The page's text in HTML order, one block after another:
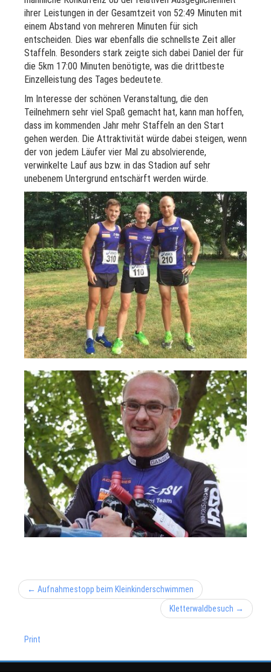
ihrer Leistungen in der Gesamtzeit von 52:49 Minuten mit
einem Abstand von mehreren Minuten für sich
entscheiden. Dies war ebenfalls die schnellste Zeit aller
Staffeln. Besonders stark zeigte sich dabei Daniel der für
die 5km 17:00 Minuten benötigte, was die drittbeste
Einzelleistung des Tages bedeutete.
Im Interesse der schönen Veranstaltung, die den
Teilnehmern sehr viel Spaß gemacht hat, kann man hoffen,
dass im kommenden Jahr mehr Staffeln an den Start
gehen werden. Die Attraktivität würde dabei steigen, wenn
der von jedem Läufer vier Mal zu absolvierende,
verwinkelte Lauf aus bzw. in das Stadion auf sehr
unebenem Untergrund entschärft werden würde.
← Aufnahmestopp beim Kleinkinderschwimmen
Kletterwaldbesuch →
Print